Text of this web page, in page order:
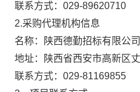
联系方式： 029-89620710
2.采购代理机构信息
名称：
陕西德勤招标有限公司
地址：
陕西省西安市高新区
联系方式： 029-81169855